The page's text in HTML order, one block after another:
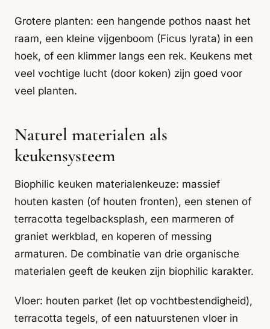
Grotere planten: een hangende pothos naast het
raam, een kleine vijgenboom (Ficus lyrata) in een
hoek, of een klimmer langs een rek. Keukens met
veel vochtige lucht (door koken) zijn goed voor
veel planten.
Naturel materialen als
keukensysteem
Biophilic keuken materialenkeuze: massief
houten kasten (of houten fronten), een stenen of
terracotta tegelbacksplash, een marmeren of
graniet werkblad, en koperen of messing
armaturen. De combinatie van drie organische
materialen geeft de keuken zijn biophilic karakter.
Vloer: houten parket (let op vochtbestendigheid),
terracotta tegels, of een natuurstenen vloer in